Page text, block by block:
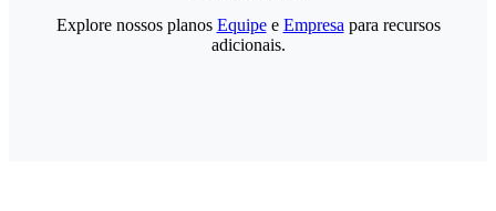
Explore nossos planos Equipee Empresa para recursos
adicionais.